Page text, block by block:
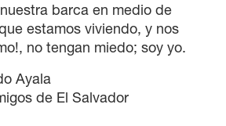
barca en medio de
estamos viviendo, y nos
no tengan miedo; soy yo.
Ayala
de El Salvador